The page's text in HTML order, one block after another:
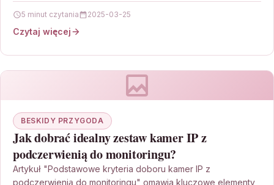
5 minut czytania 2025-03-25
Czytaj więcej
BESKIDY PRZYGODA
Jak dobrać idealny zestaw kamer IP z
podczerwienią do monitoringu?
Artykuł "Podstawowe kryteria doboru kamer IP z
podczerwienią do monitoringu" omawia kluczowe elementy